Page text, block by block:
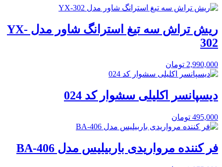
ریش تراش سه تیغ استرانگ شاور مدل YX-
302
2,990,000 تومان
دیسپانسر اکلیلی سشوار کد 024
495,000 تومان
فر کننده مرواریدی باربیلیس مدل BA-406